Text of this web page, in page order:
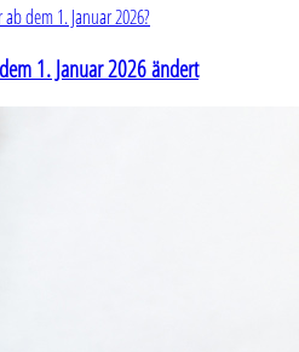
1. Januar 2026 ändert